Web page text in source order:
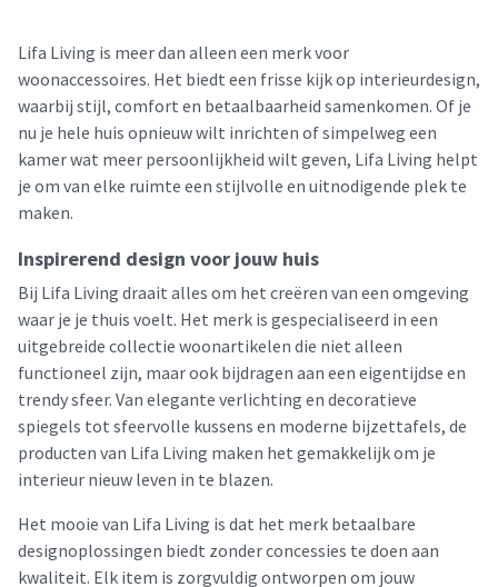
Lifa Living is meer dan alleen een merk voor
woonaccessoires. Het biedt een frisse kijk op interieurdesign,
waarbij stijl, comfort en betaalbaarheid samenkomen. Of je
nu je hele huis opnieuw wilt inrichten of simpelweg een
kamer wat meer persoonlijkheid wilt geven, Lifa Living helpt
je om van elke ruimte een stijlvolle en uitnodigende plek te
maken.
Inspirerend design voor jouw huis
Bij Lifa Living draait alles om het creëren van een omgeving
waar je je thuis voelt. Het merk is gespecialiseerd in een
uitgebreide collectie woonartikelen die niet alleen
functioneel zijn, maar ook bijdragen aan een eigentijdse en
trendy sfeer. Van elegante verlichting en decoratieve
spiegels tot sfeervolle kussens en moderne bijzettafels, de
producten van Lifa Living maken het gemakkelijk om je
interieur nieuw leven in te blazen.
Het mooie van Lifa Living is dat het merk betaalbare
designoplossingen biedt zonder concessies te doen aan
kwaliteit. Elk item is zorgvuldig ontworpen om jouw